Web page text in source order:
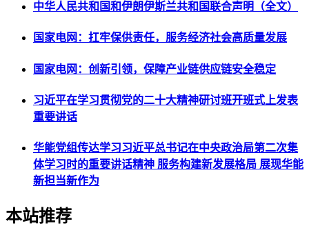
中华人民共和国和伊朗伊斯兰共和国联合声明（全文）
国家电网：扛牢保供责任，服务经济社会高质量发展
国家电网：创新引领，保障产业链供应链安全稳定
习近平在学习贯彻党的二十大精神研讨班开班式上发表
重要讲话
华能党组传达学习习近平总书记在中央政治局第二次集
体学习时的重要讲话精神 服务构建新发展格局 展现华能
新担当新作为
本站推荐